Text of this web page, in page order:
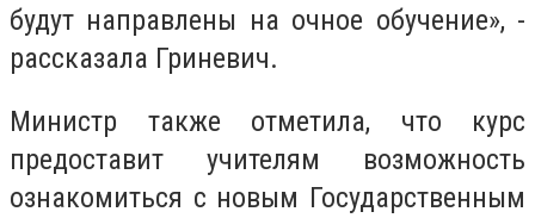
будут направлены на очное обучение», -
рассказала Гриневич.
Министр также отметила, что курс
предоставит учителям возможность
ознакомиться с новым Государственным